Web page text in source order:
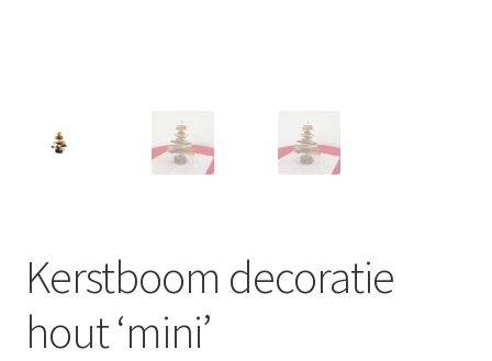
Kerstboom decoratie
hout ‘mini’